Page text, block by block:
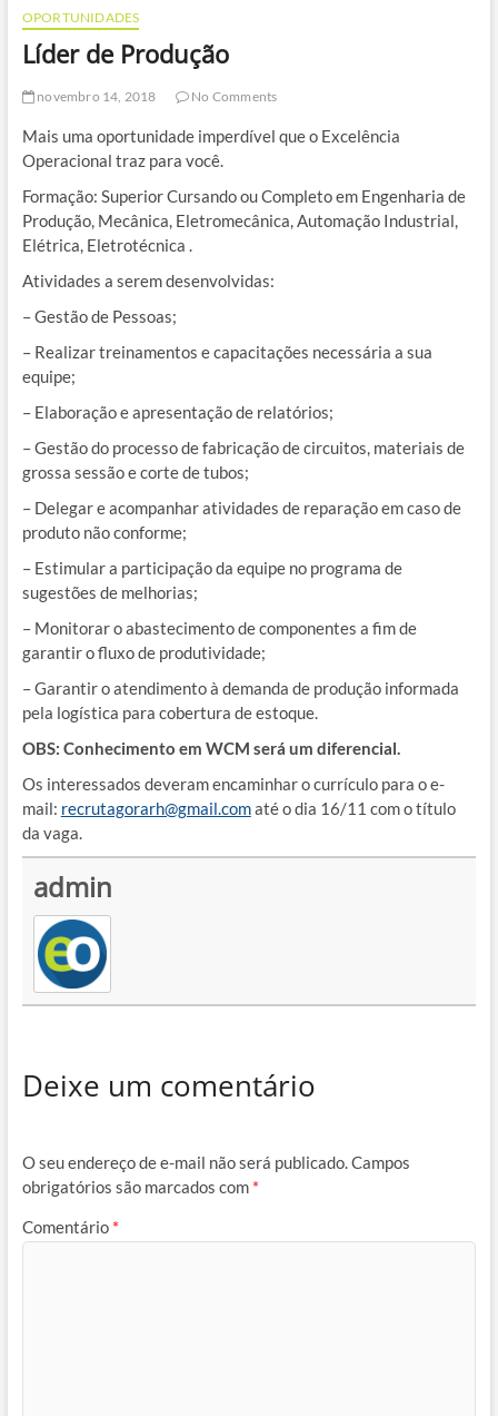
OPORTUNIDADES
Líder de Produção
novembro 14, 2018 No Comments
Mais uma oportunidade imperdível que o Excelência
Operacional traz para você.
Formação: Superior Cursando ou Completo em Engenharia de
Produção, Mecânica, Eletromecânica, Automação Industrial,
Elétrica, Eletrotécnica .
Atividades a serem desenvolvidas:
– Gestão de Pessoas;
– Realizar treinamentos e capacitações necessária a sua
equipe;
– Elaboração e apresentação de relatórios;
– Gestão do processo de fabricação de circuitos, materiais de
grossa sessão e corte de tubos;
– Delegar e acompanhar atividades de reparação em caso de
produto não conforme;
– Estimular a participação da equipe no programa de
sugestões de melhorias;
– Monitorar o abastecimento de componentes a fim de
garantir o fluxo de produtividade;
– Garantir o atendimento à demanda de produção informada
pela logística para cobertura de estoque.
OBS: Conhecimento em WCM será um diferencial.
Os interessados deveram encaminhar o currículo para o e-
mail: recrutagorarh@gmail.comaté o dia 16/11 com o título
da vaga.
admin
Deixe um comentário
O seu endereço de e-mail não será publicado.Campos
obrigatórios são marcados com *
Comentário *